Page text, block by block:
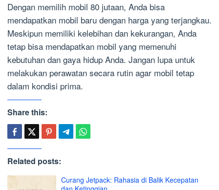
Dengan memilih mobil 80 jutaan, Anda bisa
mendapatkan mobil baru dengan harga yang terjangkau.
Meskipun memiliki kelebihan dan kekurangan, Anda
tetap bisa mendapatkan mobil yang memenuhi
kebutuhan dan gaya hidup Anda. Jangan lupa untuk
melakukan perawatan secara rutin agar mobil tetap
dalam kondisi prima.
Share this:
Related posts:
Curang Jetpack: Rahasia di Balik Kecepatan